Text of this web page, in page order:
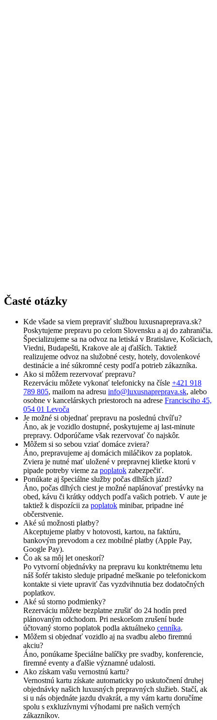
Časté otázky
Kde všade sa viem prepraviť službou luxusnapreprava.sk?
Poskytujeme prepravu po celom Slovensku a aj do zahraničia.
Špecializujeme sa na odvoz na letiská v Bratislave, Košiciach,
Viedni, Budapešti, Krakove ale aj ďalších. Taktiež
realizujeme odvoz na služobné cesty, hotely, dovolenkové
destinácie a iné súkromné cesty podľa potrieb zákazníka.
Ako si môžem rezervovať prepravu?
Rezerváciu môžete vykonať telefonicky na čísle +421 918
789 805, mailom na adresu info@luxusnapreprava.sk, alebo
osobne v kancelárskych priestoroch na adrese Francisciho 45,
054 01 Levoča
Je možné si objednať prepravu na poslednú chvíľu?
Áno, ak je vozidlo dostupné, poskytujeme aj last-minute
prepravy. Odporúčame však rezervovať čo najskôr.
Môžem si so sebou vziať domáce zviera?
Áno, prepravujeme aj domácich miláčikov za poplatok.
Zviera je nutné mať uložené v prepravnej klietke ktorú v
pipade potreby vieme za poplatok zabezpečiť.
Ponúkate aj špeciálne služby počas dlhších jázd?
Áno, počas dlhých ciest je možné naplánovať prestávky na
obed, kávu či krátky oddych podľa vašich potrieb. V aute je
taktiež k dispozícii za poplatok minibar, pripadne iné
občerstvenie.
Aké sú možnosti platby?
Akceptujeme platby v hotovosti, kartou, na faktúru,
bankovým prevodom a cez mobilné platby (Apple Pay,
Google Pay).
Čo ak sa môj let oneskorí?
Po vytvorní objednávky na prepravu ku konktrétnemu letu
náš šofér takisto sleduje pripadné meškanie po telefonickom
kontakte si viete upraviť čas vyzdvihnutia bez dodatočných
poplatkov.
Aké sú storno podmienky?
Rezerváciu môžete bezplatne zrušiť do 24 hodín pred
plánovaným odchodom. Pri neskoršom zrušení bude
účtovaný storno poplatok podla aktuálneko cenníka.
Môžem si objednať vozidlo aj na svadbu alebo firemnú
akciu?
Áno, ponúkame špeciálne balíčky pre svadby, konferencie,
firemné eventy a ďalšie významné udalosti.
Ako získam vašu vernostnú kartu?
Vernostnú kartu získate automaticky po uskutočnení druhej
objednávky našich luxusných prepravných služieb. Stačí, ak
si u nás objednáte jazdu dvakrát, a my vám kartu doručíme
spolu s exkluzívnymi výhodami pre našich verných
zákazníkov.